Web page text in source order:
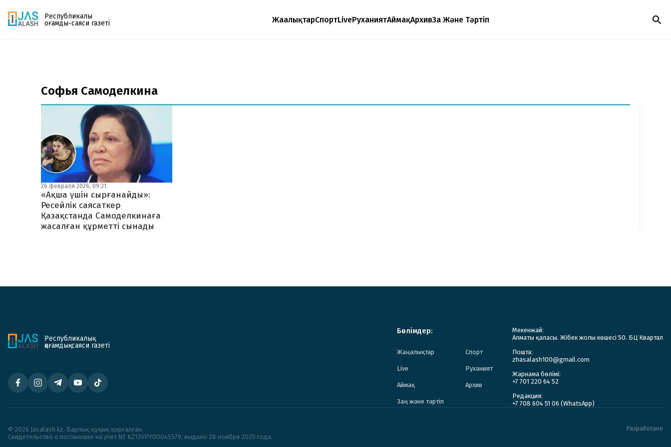
Республикалық
қоғамдық-саяси газеті
ЖаңалықтарСпортLiveРуханиятАймақАрхивЗаң Және Тәртіп
поштаңызға алып отырыңыз. Жаңа нөмір
шыққан сәтте сізге бірден жіберіледі. Тек email
енгізіңіз, біз қалғанын өзіміз жібереміз.
Софья Самоделкина
26 февраля 2026, 09:31
«Ақша үшін сырғанайды»:
Ресейлік саясаткер
Қазақстанда Самоделкинаға
жасалған құрметті сынады
Республикалық
қоғамдық-саяси газеті
Бөлімдер:
Жаңалықтар Спорт
Live Руханият
Аймақ Архив
Заң және тәртіп
Мекенжай:
Алматы қаласы. Жібек жолы көшесі 50. БЦ Квартал
Пошта:
zhasalash100@gmail.com
Жарнама бөлімі:
+7 701 220 64 52
Редакция:
+7 708 604 51 06 (WhatsApp)
© 2026 Jasalash.kz. Барлық құқық қорғалған.
Cвидетельство о постановке на учет № KZ13VPY00045579, выдано 28 ноября 2025 года.
Разработано